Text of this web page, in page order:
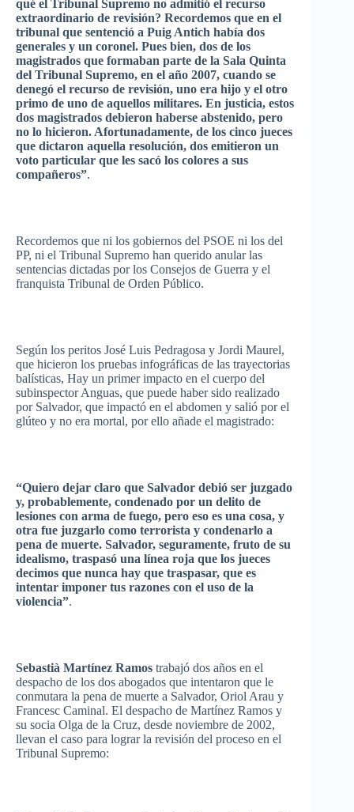
qué el Tribunal Supremo no admitió el recurso
extraordinario de revisión? Recordemos que en el
tribunal que sentenció a Puig Antich había dos
generales y un coronel. Pues bien, dos de los
magistrados que formaban parte de la Sala Quinta
del Tribunal Supremo, en el año 2007, cuando se
denegó el recurso de revisión, uno era hijo y el otro
primo de uno de aquellos militares. En justicia, estos
dos magistrados debieron haberse abstenido, pero
no lo hicieron. Afortunadamente, de los cinco jueces
que dictaron aquella resolución, dos emitieron un
voto particular que les sacó los colores a sus
compañeros”.
Recordemos que ni los gobiernos del PSOE ni los del
PP, ni el Tribunal Supremo han querido anular las
sentencias dictadas porlos Consejos de Guerra y el
franquista Tribunal de Orden Público.
Según los peritos José Luis Pedragosa y Jordi Maurel,
que hicieron los pruebas infográficas de las trayectorias
balísticas, Hay un primerimpacto en el cuerpo del
subinspector Anguas, que puede haber sido realizado
porSalvador, que impactó en el abdomen y salió porel
glúteo y no era mortal, por ello añade el magistrado:
“Quiero dejar claro que Salvador debió ser juzgado
y, probablemente, condenado por un delito de
lesiones con arma de fuego, pero eso es una cosa, y
otra fue juzgarlo como terrorista y condenarlo a
pena de muerte. Salvador, seguramente, fruto de su
idealismo, traspasó una línea roja que los jueces
decimos que nunca hay que traspasar, que es
intentar imponer tus razones con el uso de la
violencia”.
Sebastià Martínez Ramos trabajó dos años en el
despacho de los dos abogados que intentaron que le
conmutara la pena de muerte a Salvador, Oriol Arau y
Francesc Caminal. El despacho de Martínez Ramos y
su socia Olga de la Cruz, desde noviembre de 2002,
llevan el caso para lograrla revisión del proceso en el
Tribunal Supremo: